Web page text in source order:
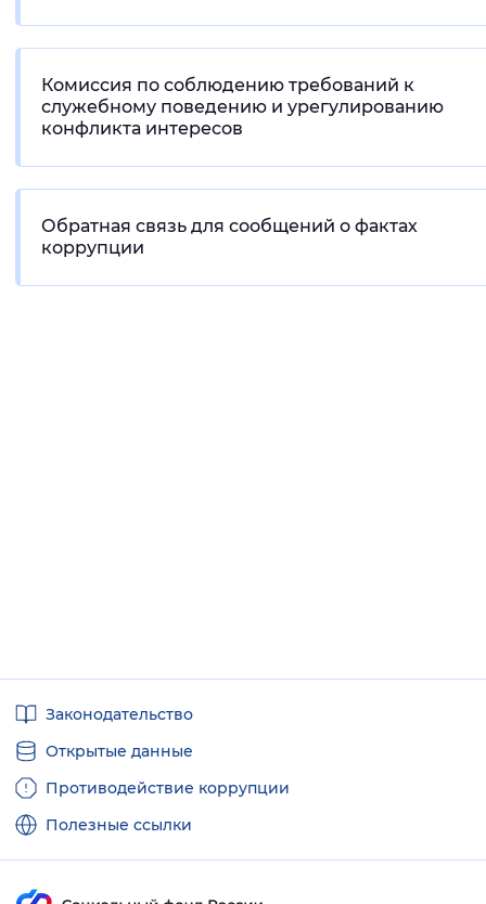
Комиссия по соблюдению требований к
служебному поведению и урегулированию
конфликта интересов
Обратная связь для сообщений о фактах
коррупции
ссылкиЗаконодательство
Открытые данные
Противодействие коррупции
Полезные ссылки